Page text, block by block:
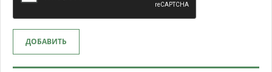
ДОБАВИТЬ